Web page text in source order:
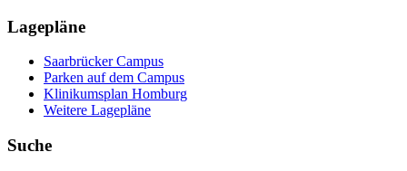
Lagepläne
Saarbrücker Campus
Parken auf dem Campus
Klinikumsplan Homburg
Weitere Lagepläne
Suche